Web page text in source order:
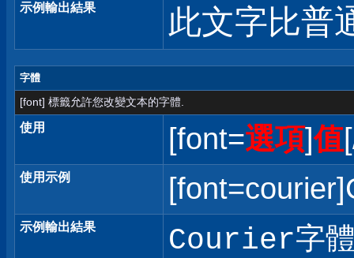
示例輸出結果 此文字比普
字體
[font] 標籤允許您改變文本的字體.
使用 [font=選項]值
使用示例
示例輸出結果 Courier字